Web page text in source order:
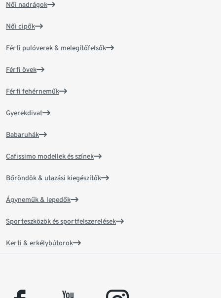
Női nadrágok
Női cipők
Férfi pulóverek & melegítőfelsők
Férfi övek
Férfi fehérneműk
Gyerekdivat
Babaruhák
Cafissimo modellek és színek
Bőröndök & utazási kiegészítők
Ágyneműk & lepedők
Sporteszközök és sportfelszerelések
Kerti & erkélybútorok